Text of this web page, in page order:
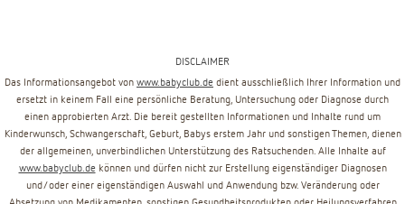
DISCLAIMER
Das Informationsangebot von www.babyclub.de dient ausschließlich Ihrer Information und
ersetzt in keinem Fall eine persönliche Beratung, Untersuchung oder Diagnose durch
einen approbierten Arzt. Die bereit gestellten Informationen und Inhalte rund um
Kinderwunsch, Schwangerschaft, Geburt, Babys erstem Jahr und sonstigen Themen, dienen
der allgemeinen, unverbindlichen Unterstützung des Ratsuchenden. Alle Inhalte auf
www.babyclub.de können und dürfen nicht zur Erstellung eigenständiger Diagnosen
und/oder einer eigenständigen Auswahl und Anwendung bzw. Veränderung oder